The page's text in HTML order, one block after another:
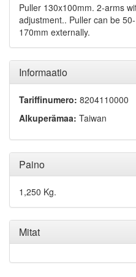
Puller 130x100mm. 2-arms
adjustment.. Puller can be
170mm externally.
Informaatio
Tariffinumero: 8204110000
Alkuperämaa: Taiwan
Paino
1,250 Kg.
Mitat